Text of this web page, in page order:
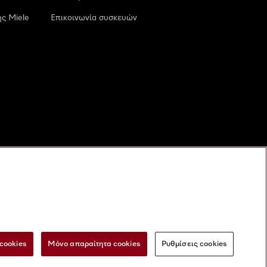
Miele Επικοινωνία συσκευών
ψηφιακές υπηρεσίες Φόρμα Υπαναχώρησης
Μόνο απαραίτητα cookies Ρυθμίσεις cookies